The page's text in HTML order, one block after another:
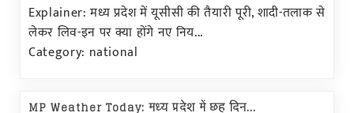
Explainer: मध्य प्रदेश में यूसीसी की तैयारी पूरी, शादी-तलाक से
लेकर लिव-इन पर क्या होंगे नए निय...
Category: national
MP Weather Today: मध्य प्रदेश में छह दिन...